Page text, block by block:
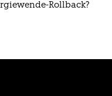
Rollback?